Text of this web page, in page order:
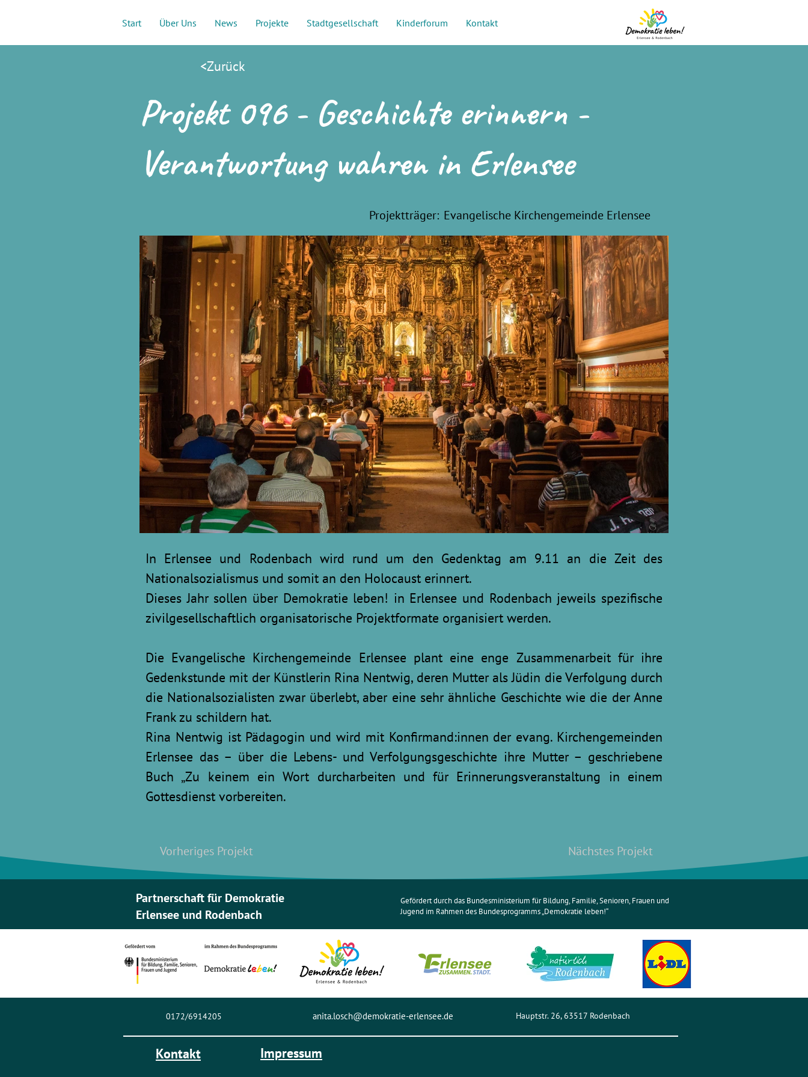
Start Über Uns News Projekte Stadtgesellschaft Kinderforum Kontakt
<Zurück
Projekt 096 - Geschichte erinnern -
Verantwortung wahren in Erlensee
Projektträger: Evangelische Kirchengemeinde Erlensee
In Erlensee und Rodenbach wird rund um den Gedenktag am 9.11 an die Zeit des
Nationalsozialismus und somit an den Holocaust erinnert.
Dieses Jahr sollen über Demokratie leben! in Erlensee und Rodenbach jeweils spezifische
zivilgesellschaftlich organisatorische Projektformate organisiert werden.
Die Evangelische Kirchengemeinde Erlensee plant eine enge Zusammenarbeit für ihre
Gedenkstunde mit der Künstlerin Rina Nentwig, deren Mutter als Jüdin die Verfolgung durch
die Nationalsozialisten zwar überlebt, aber eine sehr ähnliche Geschichte wie die der Anne
Frank zu schildern hat.
Rina Nentwig ist Pädagogin und wird mit Konfirmand:innen der evang. Kirchengemeinden
Erlensee das – über die Lebens- und Verfolgungsgeschichte ihre Mutter – geschriebene
Buch „Zu keinem ein Wort durcharbeiten und für Erinnerungsveranstaltung in einem
Gottesdienst vorbereiten.
Vorheriges Projekt Nächstes Projekt
Partnerschaft für Demokratie
Erlensee und Rodenbach
Gefördert durch das Bundesministerium für Bildung, Familie, Senioren, Frauen und
Jugend im Rahmen des Bundesprogramms „Demokratie leben!“
0172/6914205 anita.losch@demokratie-erlensee.de Hauptstr. 26, 63517 Rodenbach
Kontakt Impressum